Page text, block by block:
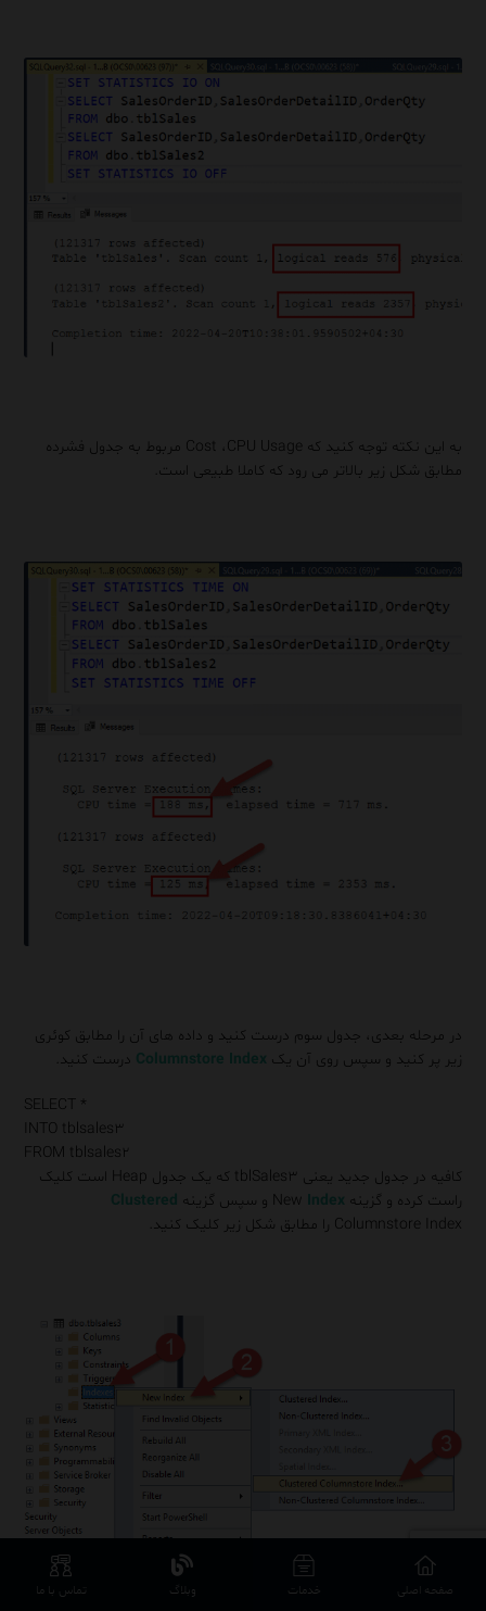
به این نکته توجه کنید که Cost ،CPU Usage مربوط به جدول فشرده
مطابق شکل زیر بالاتر می رود که کاملا طبیعی است.
در مرحله بعدی، جدول سوم درست کنید و داده های آن را مطابق کوئری
زیر پر کنید و سپس روی آن یک Columnstore Index درست کنید.
SELECT *
INTO tblsales۳
FROM tblsales۲
کافیه در جدول جدید یعنی tblSales۳ که یک جدول Heap است کلیک
راست کرده و گزینه New Index و سپس گزینه Clustered
Columnstore Index را مطابق شکل زیر کلیک کنید.
صفحه اصلی خدمات وبلاگ تماس با ما